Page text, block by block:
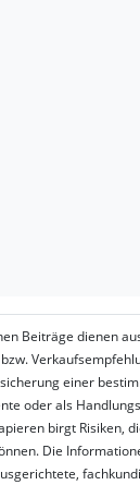
Bei­trä­ge die­nen
ei­ner
oder als
birgt Ri­si­ken,
Die